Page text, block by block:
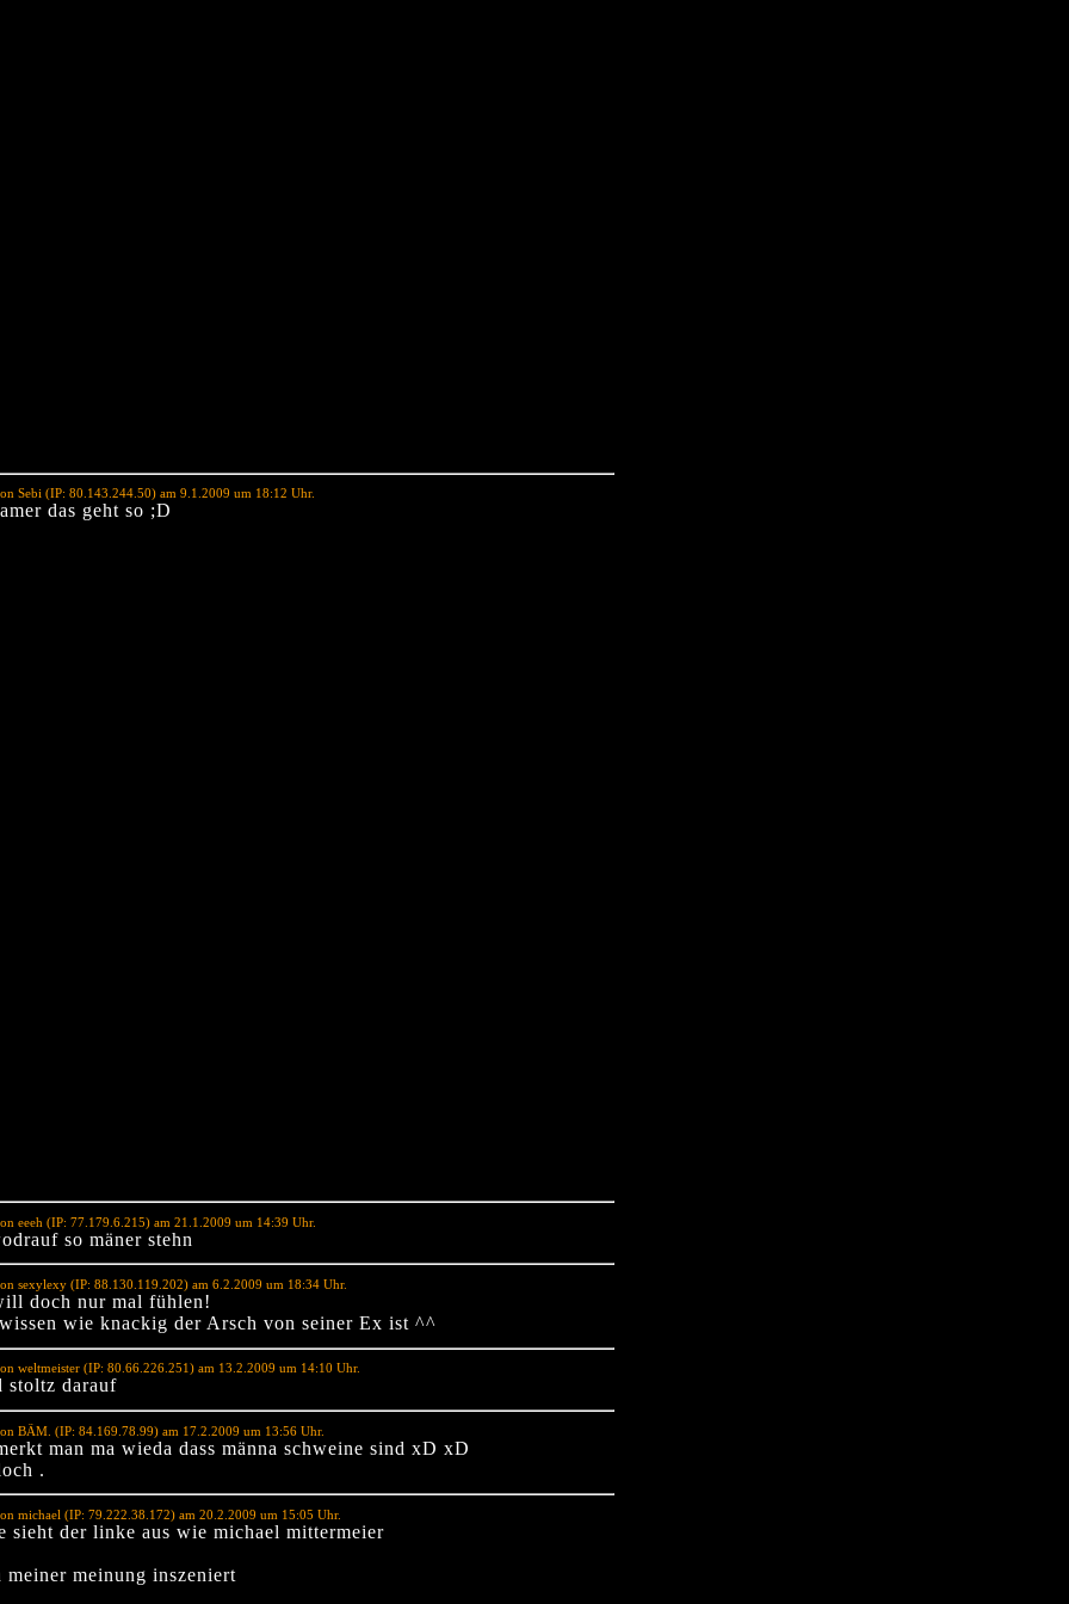
Sebi (IP: 80.143.244.50) am 9.1.2009 um 18:12 Uhr.
das geht so ;D
eeeh (IP: 77.179.6.215) am 21.1.2009 um 14:39 Uhr.
so mäner stehn
sexylexy (IP: 88.130.119.202) am 6.2.2009 um 18:34 Uhr.
doch nur mal fühlen!
wie knackig der Arsch von seiner Ex ist ^^
weltmeister (IP: 80.66.226.251) am 13.2.2009 um 14:10 Uhr.
stoltz darauf
BÄM. (IP: 84.169.78.99) am 17.2.2009 um 13:56 Uhr.
man ma wieda dass männa schweine sind xD xD
.
michael (IP: 79.222.38.172) am 20.2.2009 um 15:05 Uhr.
sieht der linke aus wie michael mittermeier
meiner meinung inszeniert